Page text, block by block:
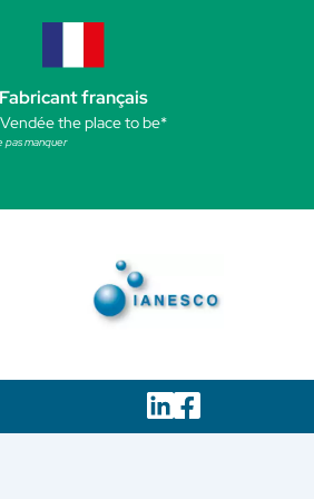
Fabricant français
the place to be*
pas manquer